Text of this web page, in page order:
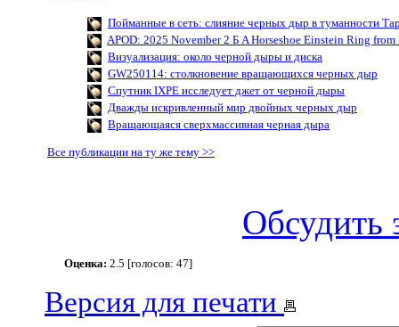
Пойманные в сеть: слияние черных дыр в туманности
APOD: 2025 November 2 Б A Horseshoe Einstein Ring
Визуализация: около черной дыры и диска
GW250114: столкновение вращающихся черных дыр
Спутник IXPE исследует джет от черной дыры
Дважды искривленный мир двойных черных дыр
Вращающаяся сверхмассивная черная дыра
Все публикации на ту же тему >>
Обсудить
Оценка: 2.5 [голосов: 47]
Версия для печати